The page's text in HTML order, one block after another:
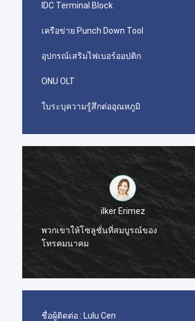
IDC Terminal Block
เครือข่าย Punch Down Tool
อุปกรณ์เสริมไฟเบอร์ออปติก
ONU OLT
ใบระบุความรู้สึกต่ออุณหภูมิ
احمدعبدالله
ตัวเชื่อมต่อ picbond AMCO TYCO ของคุณที่
ใช้สำหรับอิหร่านเทเลคอมจะทำงานได้ยอด
เยี่ยมลูกค้าของเราพอใจกับคุณภาพ
ชื่อผู้ติดต่อ : Lulu Cen